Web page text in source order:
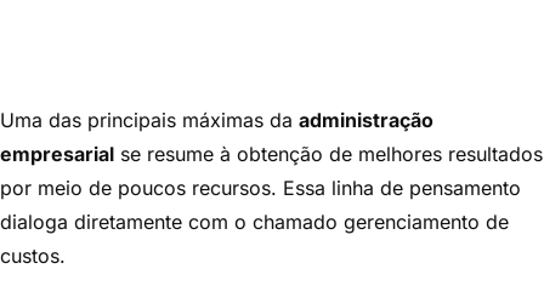
Uma das principais máximas da administração
empresarial se resume à obtenção de melhores resultados
por meio de poucos recursos. Essa linha de pensamento
dialoga diretamente com o chamado gerenciamento de
custos.